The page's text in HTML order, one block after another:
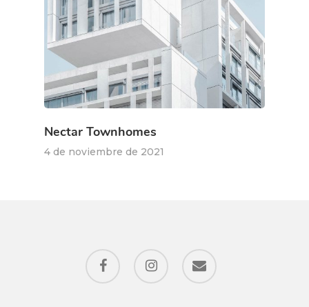
Nectar Townhomes
4 de noviembre de 2021
facebook instagram email